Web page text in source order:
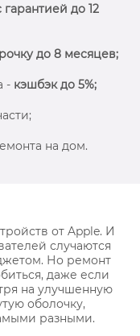
до 12
до 8 месяцев;
- кэшбэк до 5%;
на дом.
от Apple. И
случаются
Но ремонт
даже если
на улучшенную
оболочку,
разными.